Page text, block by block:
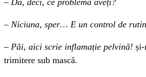
– Da, deci, ce problemă aveți?
– Niciuna, sper… E un control de
– Păi, aici scrie inflamație pelvină!
trimitere sub mască.